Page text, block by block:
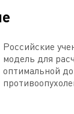
Российские
модель для
оптимальной